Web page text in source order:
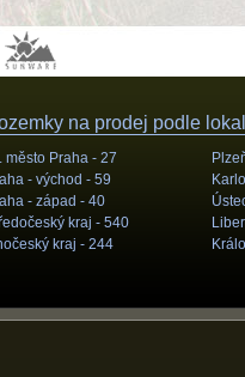
na prodej podle
město Praha - 27
- východ - 59
- západ - 40
kraj - 540
kraj - 244